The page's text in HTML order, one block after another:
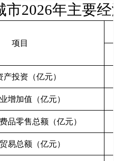
市2026年主要经
项目
产投资（亿元）
增加值（亿元）
品零售总额（亿元）
易总额（亿元）